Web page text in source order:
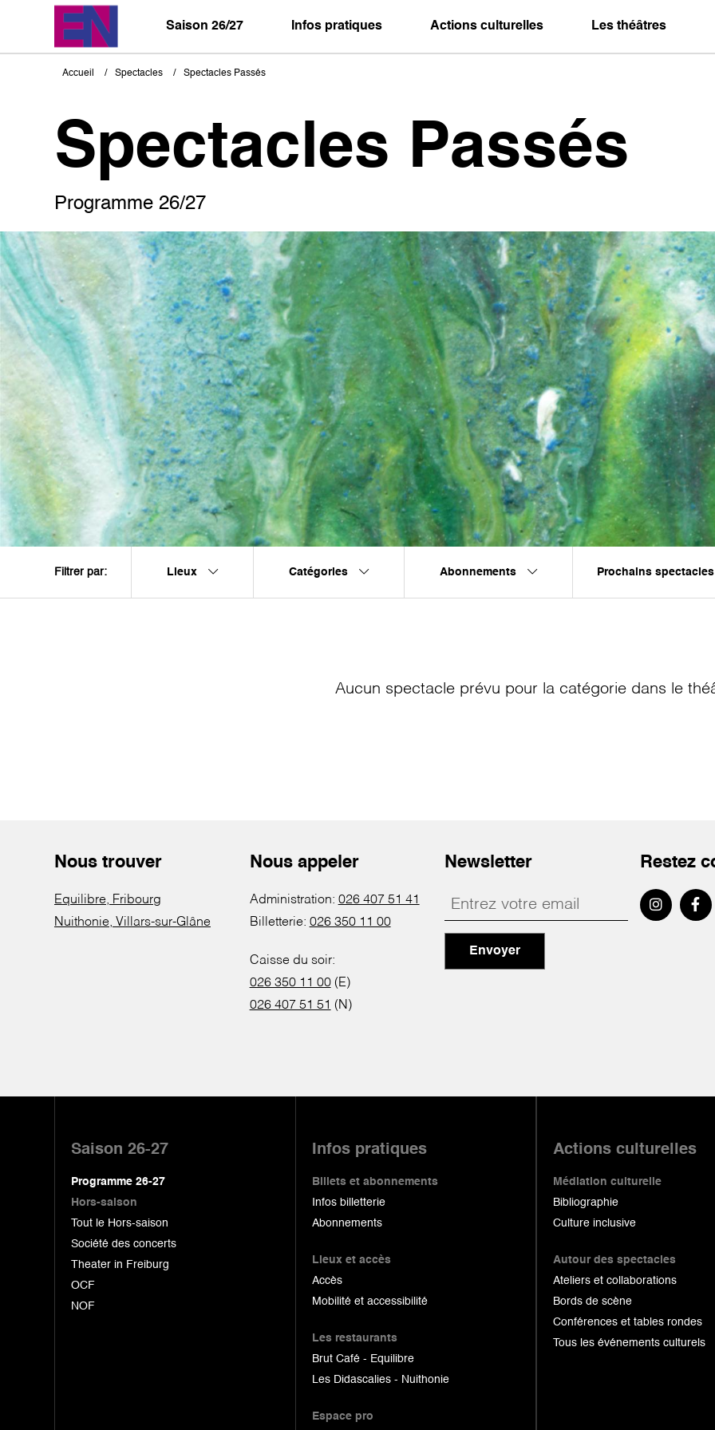
Saison 26/27 Infos pratiques Actions culturelles Les théâtres
Fil
Accueil Spectacles Spectacles Passés
Spectacles Passés
Programme 26/27
Filtrer par: Lieux Catégories Abonnements Prochains spectacles
Aucun spectacle prévu pour la catégorie dans le
Nous trouver
Equilibre, Fribourg
Nuithonie, Villars-sur-Glâne
Nous appeler
Administration: 026 407 51 41
Billetterie: 026 350 11 00
Caisse du soir:
026 350 11 00(E)
026 407 51 51 (N)
Newsletter
Envoyer
Restez
Saison 26-27
Programme 26-27
Hors-saison
Tout le Hors-saison
Société des concerts
Theater in Freiburg
OCF
NOF
Infos pratiques
Billets et abonnements
Infos billetterie
Abonnements
Lieux et accès
Accès
Mobilité et accessibilité
Les restaurants
Brut Café - Equilibre
Les Didascalies - Nuithonie
Espace pro
Actions culturelles
Médiation culturelle
Bibliographie
Culture inclusive
Autour des spectacles
Ateliers et collaborations
Bords de scène
Conférences et tables rondes
Tous les événements culturels